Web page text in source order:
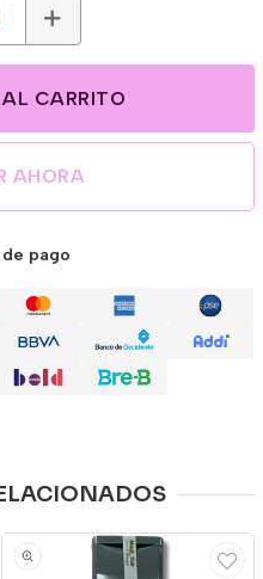
CARRITO
AHORA
pago